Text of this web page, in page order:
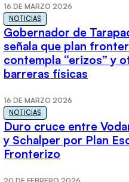
16 DE MARZO 2026
NOTICIAS
Gobernador de
señala que plan
contempla “erizos” y
barreras físicas
16 DE MARZO 2026
NOTICIAS
Duro cruce entre
y Schalper por Plan
Fronterizo